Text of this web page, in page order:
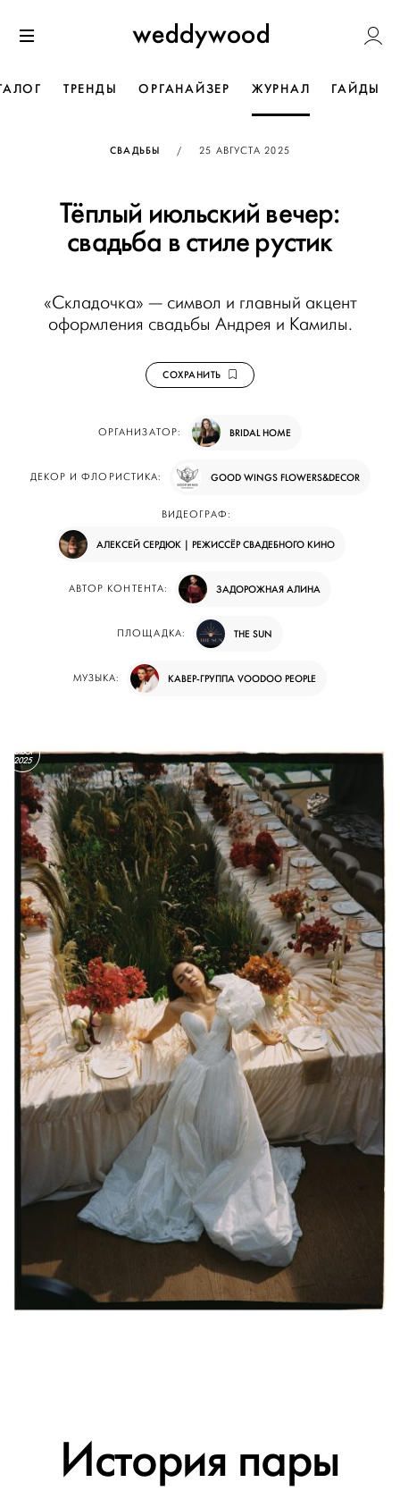
к содержанию
Weddywood
ТРЕНДЫ ОРГАНАЙЗЕР ЖУРНАЛ ГАЙДЫ
СВАДЬБЫ / ОПУБЛИКОВАНО
25 АВГУСТА 2025
Тёплый июльский вечер:
свадьба в стиле рустик
«Складочка» — символ и главный акцент
оформления свадьбы Андрея и Камилы.
СОХРАНИТЬ
ОРГАНИЗАТОР: BRIDAL HOME
ДЕКОР И ФЛОРИСТИКА: GOOD WINGS FLOWERS&DECOR
ВИДЕОГРАФ:
АЛЕКСЕЙ СЕРДЮК | РЕЖИССЁР СВАДЕБНОГО КИНО
АВТОР КОНТЕНТА: ЗАДОРОЖНАЯ АЛИНА
ПЛОЩАДКА: THE SUN
МУЗЫКА: КАВЕР-ГРУППА VOODOO PEOPLE
ВЫБОР
2025
История пары